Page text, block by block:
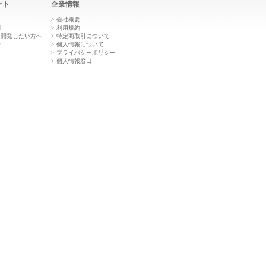
ト
発したい方へ
企業情報
会社概要
利用規約
特定商取引について
個人情報について
プライバシーポリシー
個人情報窓口